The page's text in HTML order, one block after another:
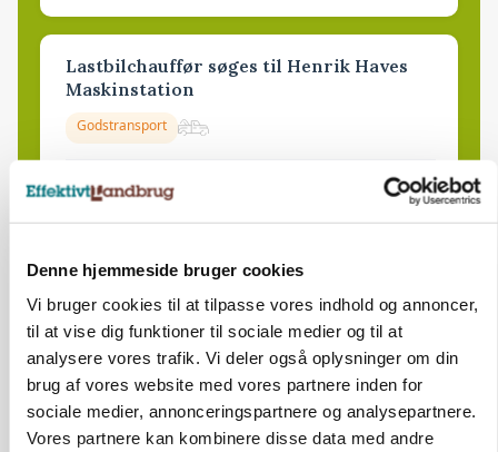
Denne hjemmeside bruger cookies
Vi bruger cookies til at tilpasse vores indhold og annoncer,
til at vise dig funktioner til sociale medier og til at
analysere vores trafik. Vi deler også oplysninger om din
brug af vores website med vores partnere inden for
sociale medier, annonceringspartnere og analysepartnere.
Vores partnere kan kombinere disse data med andre
Lastbilchauffør søges til Henrik Haves
Maskinstation
Godstransport
4700, Næstved 03. aug.
Medarbejdere til griseproduktion
Grise
9681, Ranum 03. aug.